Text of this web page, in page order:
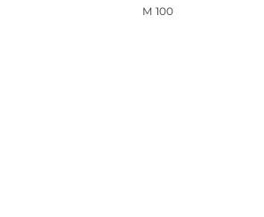
М 100